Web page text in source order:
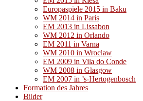
Europaspiele 2015 in Baku
WM 2014 in Paris
EM 2013 in Lissabon
WM 2012 in Orlando
EM 2011 in Varna
WM 2010 in Wroclaw
EM 2009 in Vila do Conde
WM 2008 in Glasgow
EM 2007 in ’s-Hertogenbosch
Formation des Jahres
Bilder